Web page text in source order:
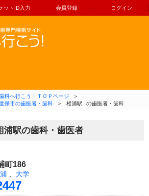
ットID入力 会員登録 ログイン
コンテンツへ移動
科へ行こう！ＴＯＰページ
＞
保市の歯医者・歯科 ＞ 相浦駅 の歯医者・歯科
浦駅の歯科・歯医者
町186
大学